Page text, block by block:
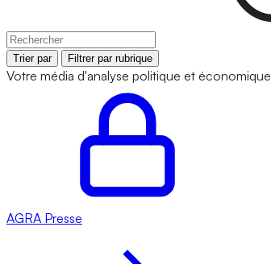
Trier par Filtrer par rubrique
Votre média d'analyse politique et économique
AGRA Presse